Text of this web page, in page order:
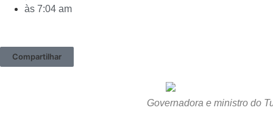
às 7:04 am
Compartilhar
Governadora e ministro do